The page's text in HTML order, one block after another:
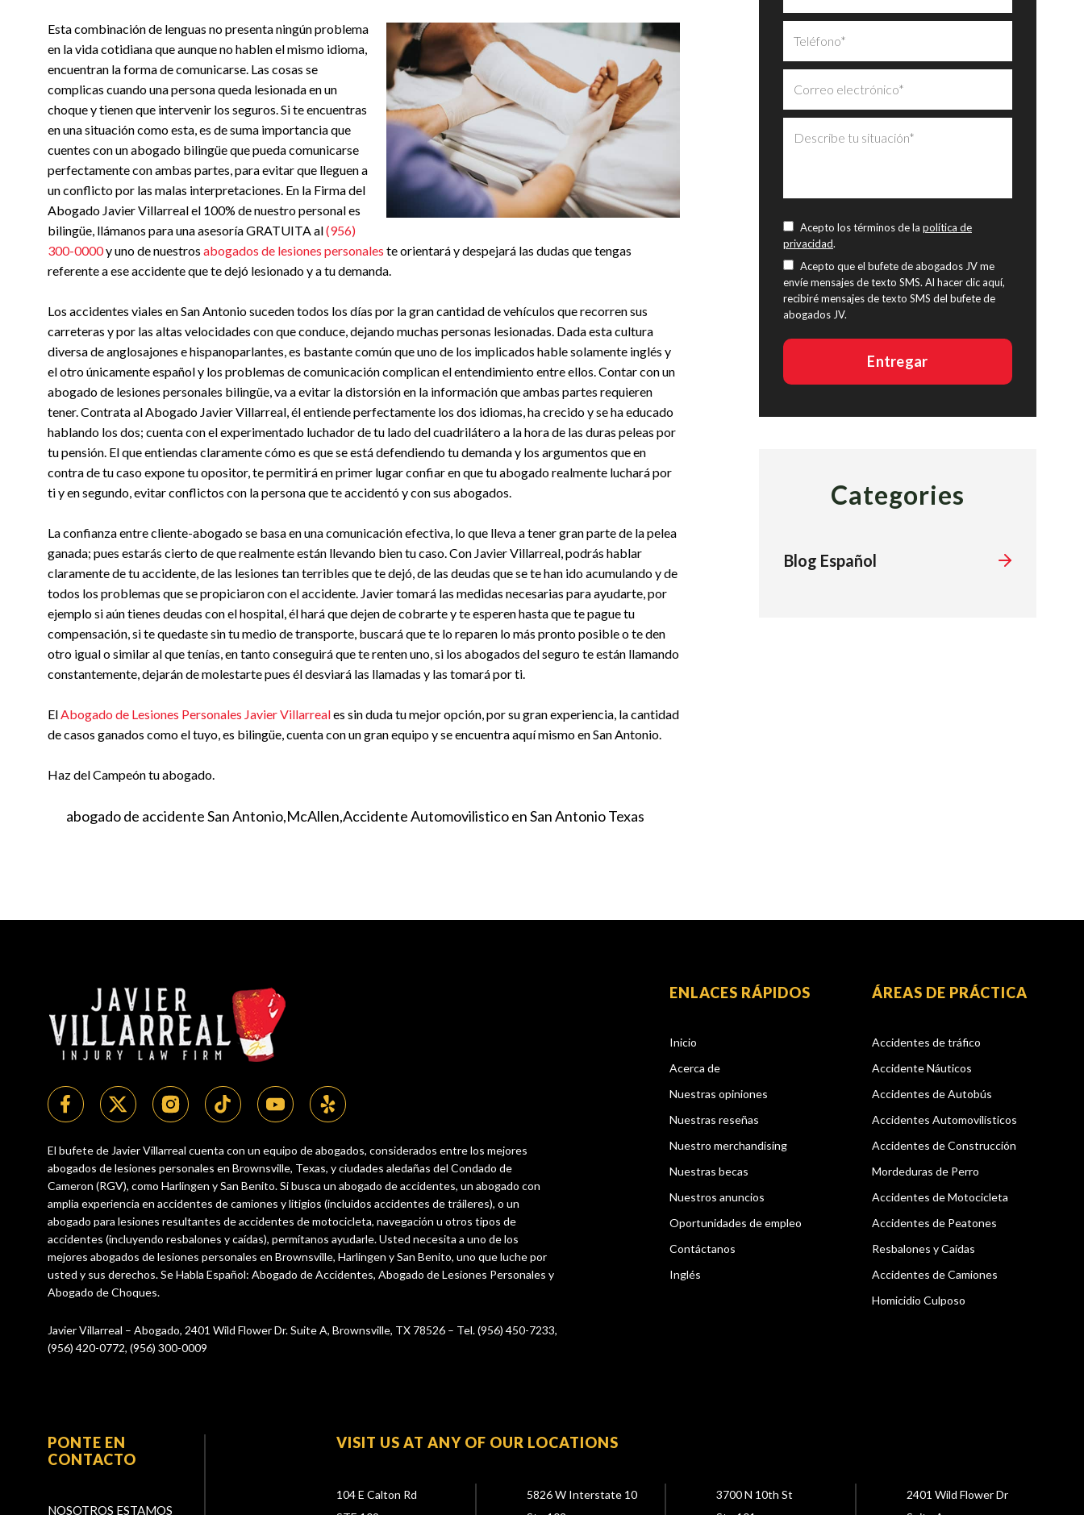
Esta combinación de lenguas no presenta ningún problema
en la vida cotidiana que aunque no hablen el mismo idioma,
encuentran la forma de comunicarse. Las cosas se
complicas cuando una persona queda lesionada en un
choque y tienen que intervenir los seguros. Si te encuentras
en una situación como esta, es de suma importancia que
cuentes con un abogado bilingüe que pueda comunicarse
perfectamente con ambas partes, para evitar que lleguen a
un conflicto por las malas interpretaciones. En la Firma del
Abogado Javier Villarreal el 100% de nuestro personal es
bilingüe, llámanos para una asesoría GRATUITA al(956)
300-0000y uno de nuestros abogados de lesiones personales te orientará y despejará las dudas que tengas
referente a ese accidente que te dejó lesionado y a tu demanda.
Los accidentes viales en San Antonio suceden todos los días por la gran cantidad de vehículos que recorren sus
carreteras y por las altas velocidades con que conduce, dejando muchas personas lesionadas. Dada esta cultura
diversa de anglosajones e hispanoparlantes, es bastante común que uno de los implicados hable solamente inglés y
el otro únicamente español y los problemas de comunicación complican el entendimiento entre ellos. Contar con un
abogado de lesiones personales bilingüe, va a evitar la distorsión en la información que ambas partes requieren
tener. Contrata al Abogado Javier Villarreal, él entiende perfectamente los dos idiomas, ha crecido y se ha educado
hablando los dos; cuenta con el experimentado luchador de tu lado del cuadrilátero a la hora de las duras peleas por
tu pensión. El que entiendas claramente cómo es que se está defendiendo tu demanda y los argumentos que en
contra de tu caso expone tu opositor, te permitirá en primer lugar confiar en que tu abogado realmente luchará por
ti y en segundo, evitar conflictos con la persona que te accidentó y con sus abogados.
La confianza entre cliente-abogado se basa en una comunicación efectiva, lo que lleva a tener gran parte de la pelea
ganada; pues estarás cierto de que realmente están llevando bien tu caso. Con Javier Villarreal, podrás hablar
claramente de tu accidente, de las lesiones tan terribles que te dejó, de las deudas que se te han ido acumulando y de
todos los problemas que se propiciaron con el accidente. Javier tomará las medidas necesarias para ayudarte, por
ejemplo si aún tienes deudas con el hospital, él hará que dejen de cobrarte y te esperen hasta que te pague tu
compensación, si te quedaste sin tu medio de transporte, buscará que te lo reparen lo más pronto posible o te den
otro igual o similar al que tenías, en tanto conseguirá que te renten uno, si los abogados del seguro te están llamando
constantemente, dejarán de molestarte pues él desviará las llamadas y las tomará por ti.
ElAbogado de Lesiones Personales Javier Villarreales sin duda tu mejor opción, por su gran experiencia, la cantidad
de casos ganados como el tuyo, es bilingüe, cuenta con un gran equipo y se encuentra aquí mismo en San Antonio.
Haz del Campeón tu abogado.
abogado de accidente San Antonio McAllen Accidente Automovilistico en San Antonio Texas
Acepto los términos de la política de
privacidad.
Acepto que el bufete de abogados JV me
envíe mensajes de texto SMS. Al hacer clic aquí,
recibiré mensajes de texto SMS del bufete de
abogados JV.
Categories
Blog Español
El bufete de Javier Villarreal cuenta con un equipo de abogados, considerados entre los mejores
abogados de lesiones personales en Brownsville, Texas, y ciudades aledañas del Condado de
Cameron (RGV), como Harlingen y San Benito. Si busca un abogado de accidentes, un abogado con
amplia experiencia en accidentes de camiones y litigios (incluidos accidentes de tráileres), o un
abogado para lesiones resultantes de accidentes de motocicleta, navegación u otros tipos de
accidentes (incluyendo resbalones y caídas), permítanos ayudarle. Usted necesita a uno de los
mejores abogados de lesiones personales en Brownsville, Harlingen y San Benito, uno que luche por
usted y sus derechos. Se Habla Español: Abogado de Accidentes, Abogado de Lesiones Personales y
Abogado de Choques.
Javier Villarreal – Abogado, 2401 Wild Flower Dr. Suite A, Brownsville, TX 78526 – Tel. (956) 450-7233,
(956) 420-0772, (956) 300-0009
ENLACES RÁPIDOS
Inicio
Acerca de
Nuestras opiniones
Nuestras reseñas
Nuestro merchandising
Nuestras becas
Nuestros anuncios
Oportunidades de empleo
Contáctanos
Inglés
ÁREAS DE PRÁCTICA
Accidentes de tráfico
Accidente Náuticos
Accidentes de Autobús
Accidentes Automovilísticos
Accidentes de Construcción
Mordeduras de Perro
Accidentes de Motocicleta
Accidentes de Peatones
Resbalones y Caídas
Accidentes de Camiones
Homicidio Culposo
PONTE EN
CONTACTO
NOSOTROS ESTAMOS
VISIT US AT ANY OF OUR LOCATIONS
104 E Calton Rd
5826 W Interstate 10
3700 N 10th St
2401 Wild Flower Dr